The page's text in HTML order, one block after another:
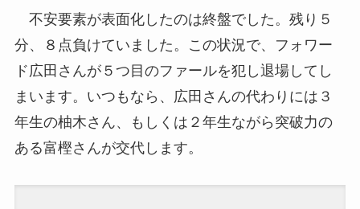
不安要素が表面化したのは終盤でした。残り５
分、８点負けていました。この状況で、フォワー
ド広田さんが５つ目のファールを犯し退場してし
まいます。いつもなら、広田さんの代わりには３
年生の柚木さん、もしくは２年生ながら突破力の
ある富樫さんが交代します。